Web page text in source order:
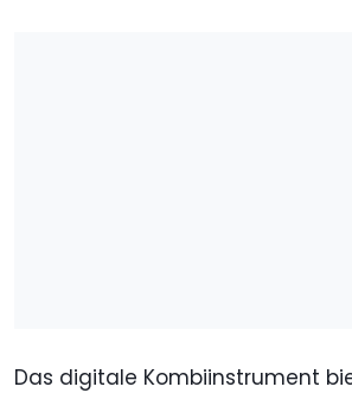
Das digitale Kombiinstrument